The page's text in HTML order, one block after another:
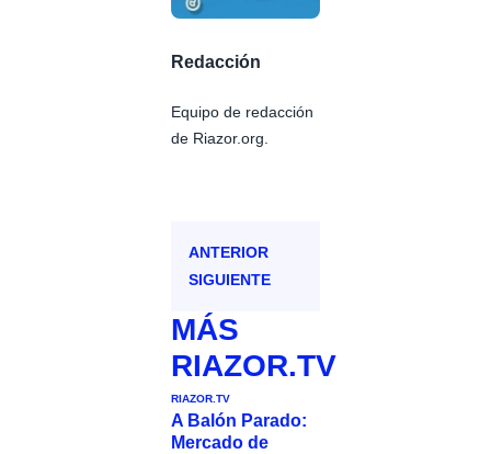
Redacción
Equipo de redacción
de Riazor.org.
ANTERIOR
SIGUIENTE
MÁS
RIAZOR.TV
RIAZOR.TV
A Balón Parado:
Mercado de